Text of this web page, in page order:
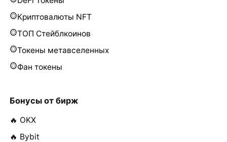
Криптовалюты NFT
ТОП Стейблкоинов
Токены метавселенных
Фан токены
Бонусы от бирж
🔥 OKX
🔥 Bybit